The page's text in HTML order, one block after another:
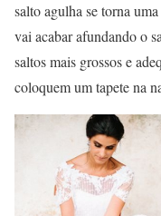
salto agulha se torna
vai acabar afundando o
saltos mais grossos e
coloquem um tapete na